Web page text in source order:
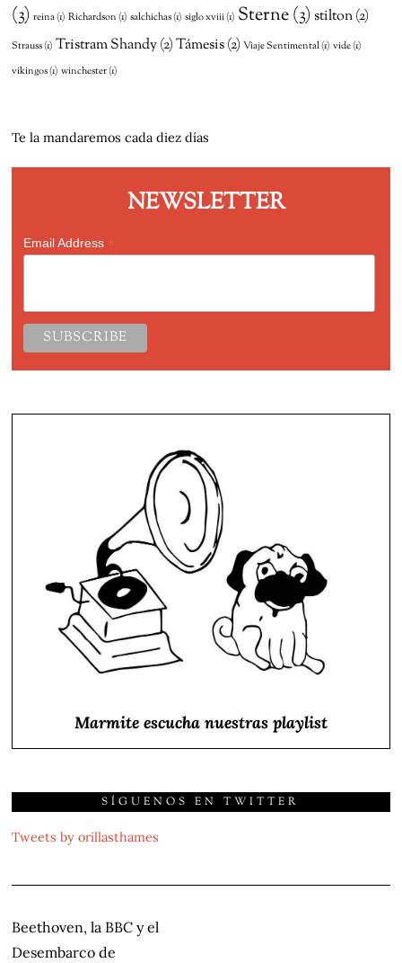
(3) reina(1) Richardson (1) salchichas(1) siglo xviii(1) Sterne(3) stilton(2)
Strauss(1) Tristram Shandy(2)Támesis(2) Viaje Sentimental(1) vide(1)
vikingos(1) winchester(1)
Te la mandaremos cada diez días
NEWSLETTER
Email Address
Marmite escucha nuestras playlist
SÍGUENOS EN TWITTER
Tweets by orillasthames
NAVEGACIÓN
DE
Beethoven, la BBC y el
Desembarco de